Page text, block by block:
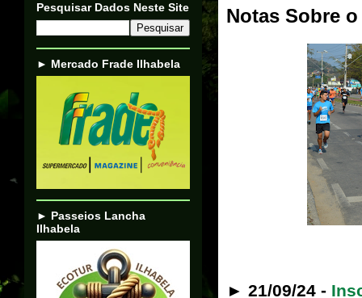
Notas Sobre
► 21/09/24 -
Pesquisar Dados Neste Site
► Mercado Frade Ilhabela
► Passeios Lancha
Ilhabela